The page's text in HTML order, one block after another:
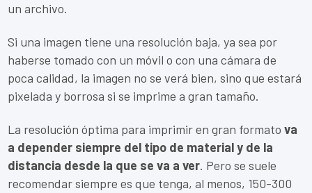
un archivo.
Si una imagen tiene una resolución baja, ya sea por
haberse tomado con un móvil o con una cámara de
poca calidad, la imagen no se verá bien, sino que estará
pixelada y borrosa si se imprime a gran tamaño.
La resolución óptima para imprimir en gran formato va
a depender siempre del tipo de material y de la
distancia desde la que se va a ver. Pero se suele
recomendar siempre es que tenga, al menos, 150-300